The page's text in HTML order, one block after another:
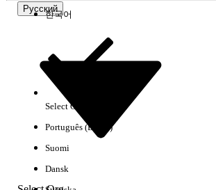
Результаты отсутствуют
Проверьте орфографию ключевых слов.
Русский
한국어
Select Org
Português (Brasil)
Suomi
Dansk